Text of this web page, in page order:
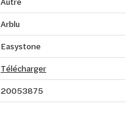
Arblu
Easystone
Télécharger
20053875